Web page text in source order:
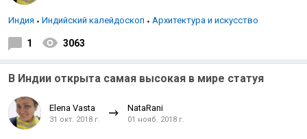
Индия Индийский калейдоскоп Архитектура и искусство
1 3063
В Индии открыта самая высокая в мире статуя
Elena Vasta
31 окт. 2018 г.
NataRani
01 нояб. 2018 г.